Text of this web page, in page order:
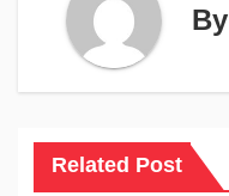
By
Related Post